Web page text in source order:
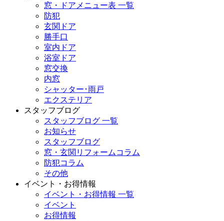
窓・ドアメニュー表 一覧
防犯
玄関ドア
勝手口
室内ドア
浴室ドア
窓交換
内窓
シャッター･雨戸
エクステリア
スタッフブログ
スタッフブログ 一覧
お知らせ
スタッフブログ
窓・玄関リフォームコラム
防犯コラム
その他
イベント・お得情報
イベント・お得情報 一覧
イベント
お得情報